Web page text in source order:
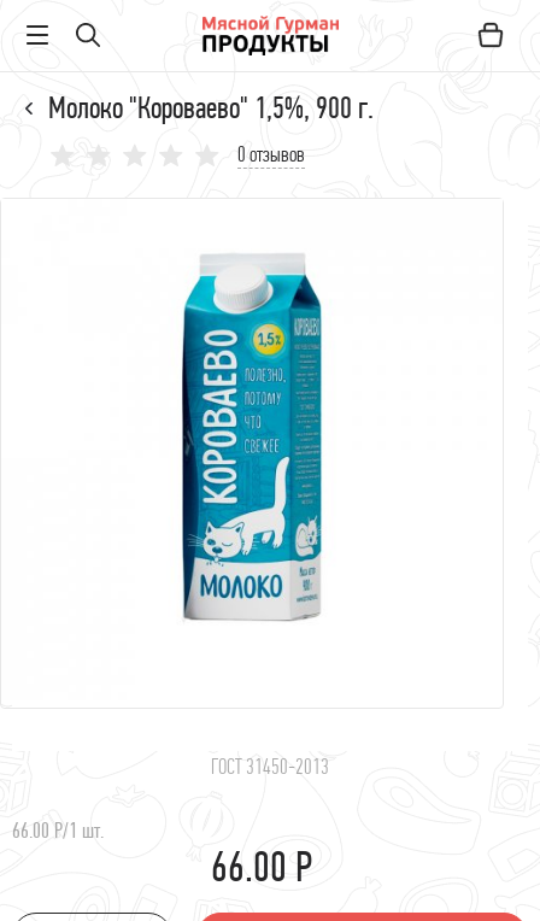
Молоко "Короваево" 1,5%, 900 г.
0 отзывов
ГОСТ 31450-2013
66.00 Р/1 шт.
66.00 Р